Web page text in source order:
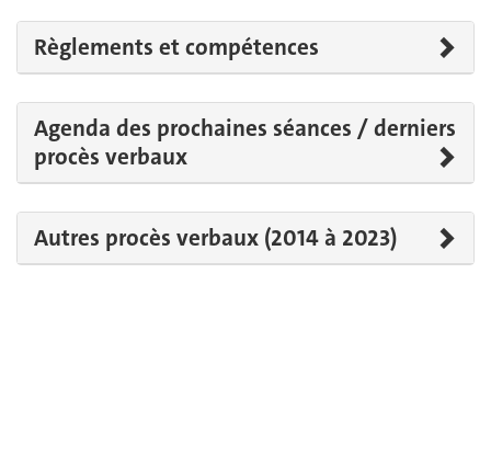
Règlements et compétences
Agenda des prochaines séances / derniers
procès verbaux
Autres procès verbaux (2014 à 2023)